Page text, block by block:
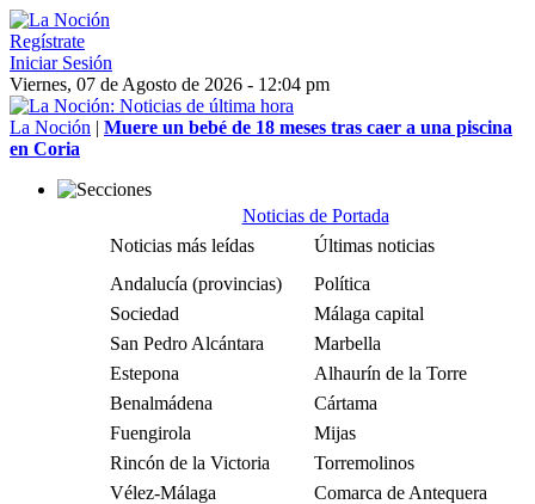
Regístrate
Iniciar Sesión
Viernes, 07 de Agosto de 2026 - 12:04 pm
La Noción | Muere un bebé de 18 meses tras caer a una piscina
en Coria
Noticias de Portada
Noticias más leídas
Últimas noticias
Andalucía (provincias)
Política
Sociedad
Málaga capital
San Pedro Alcántara
Marbella
Estepona
Alhaurín de la Torre
Benalmádena
Cártama
Fuengirola
Mijas
Rincón de la Victoria
Torremolinos
Vélez-Málaga
Comarca de Antequera